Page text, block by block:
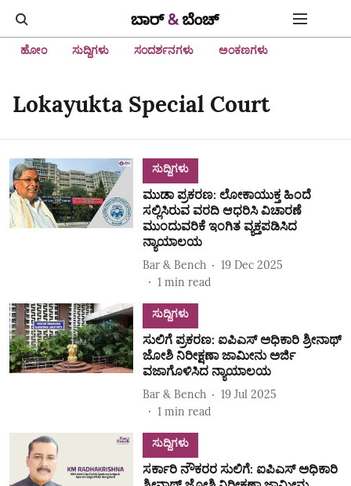
ಹೋಂ ಸುದ್ದಿಗಳು ಸಂದರ್ಶನಗಳು ಅಂಕಣಗಳು
Lokayukta Special Court
ಸುದ್ದಿಗಳು
ಮುಡಾ ಪ್ರಕರಣ: ಲೋಕಾಯುಕ್ತ ಹಿಂದೆ
ಸಲ್ಲಿಸಿರುವ ವರದಿ ಆಧರಿಸಿ ವಿಚಾರಣೆ
ಮುಂದುವರಿಕೆ ಇಂಗಿತ ವ್ಯಕ್ತಪಡಿಸಿದ
ನ್ಯಾಯಾಲಯ
Bar & Bench
19 Dec 2025
1 min read
ಸುದ್ದಿಗಳು
ಸುಲಿಗೆ ಪ್ರಕರಣ: ಐಪಿಎಸ್‌ ಅಧಿಕಾರಿ ಶ್ರೀನಾಥ್‌
ಜೋಶಿ ನಿರೀಕ್ಷಣಾ ಜಾಮೀನು ಅರ್ಜಿ
ವಜಾಗೊಳಿಸಿದ ನ್ಯಾಯಾಲಯ
Bar & Bench
19 Jul 2025
1 min read
ಸುದ್ದಿಗಳು
ಸರ್ಕಾರಿ ನೌಕರರ ಸುಲಿಗೆ: ಐಪಿಎಸ್‌ ಅಧಿಕಾರಿ